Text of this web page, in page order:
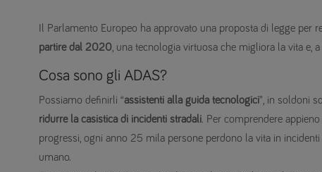
Il Parlamento Europeo ha approvato una proposta di legge per
partire dal 2020, una tecnologia virtuosa che migliora la vita e, a
Cosa sono gli ADAS?
Possiamo definirli “assistenti alla guida tecnologici”, in soldoni
ridurre la casistica di incidenti stradali. Per comprendere
progressi, ogni anno 25 mila persone perdono la vita in
umano.